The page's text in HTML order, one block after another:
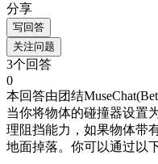
分享
写回答
关注问题
3个回答
0
本回答由团结
当你将物体的碰撞器设置
理阻挡能力，如果物体带
地面掉落。你可以通过以